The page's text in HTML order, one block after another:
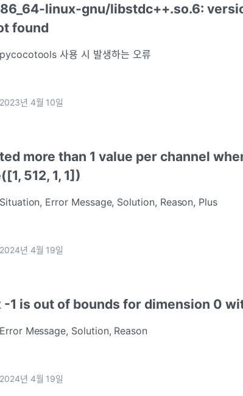
linux-gnu/libstdc++.so.6:
found
pycocotools 사용 시 발생하는 오류
2023년 4월 10일
more than 1 value per channel
512, 1, 1])
Situation, Error Message, Solution, Reason, Plus
2024년 4월 19일
-1 is out of bounds for dimension 0
Error Message, Solution, Reason
2024년 4월 19일